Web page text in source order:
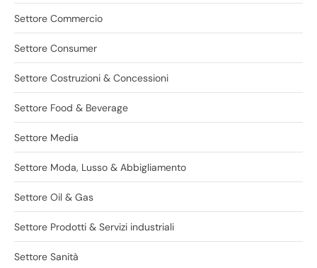
Settore Commercio
Settore Consumer
Settore Costruzioni & Concessioni
Settore Food & Beverage
Settore Media
Settore Moda, Lusso & Abbigliamento
Settore Oil & Gas
Settore Prodotti & Servizi industriali
Settore Sanità